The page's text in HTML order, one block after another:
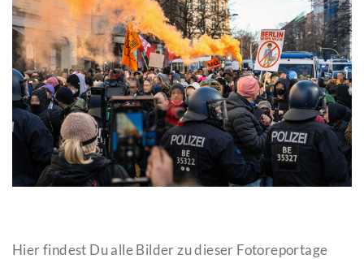
Hier findest Du alle Bilder zu dieser Fotoreportage